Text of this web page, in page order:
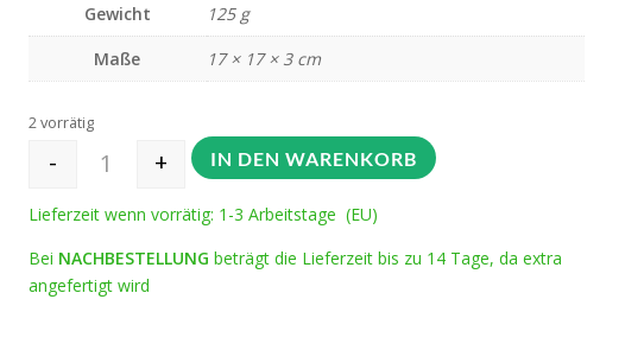
Gewicht
125 g
Maße
17 × 17 × 3 cm
2 vorrätig
Seilsystemtasche für normale Spitzen "lila Sonnenaufgang" Menge
- + IN DEN WARENKORB
Lieferzeit wenn vorrätig: 1-3 Arbeitstage (EU)
Bei NACHBESTELLUNG beträgt die Lieferzeit bis zu 14 Tage, da extra
angefertigt wird